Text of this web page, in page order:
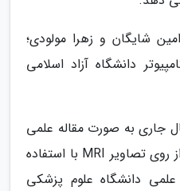
شایگان و زهرا مولودی؛
دانشگاه آزاد اسلامی
جاری به صورت مقاله علمی
با نام تشخیص بیمای آلزایمر از روی تصاویر MRI با استفاده
دانشگاه علوم پزشکی